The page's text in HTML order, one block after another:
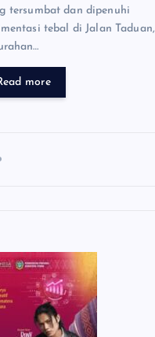
tersumbat dan dipenuhi
tebal di Jalan Taduan,
more